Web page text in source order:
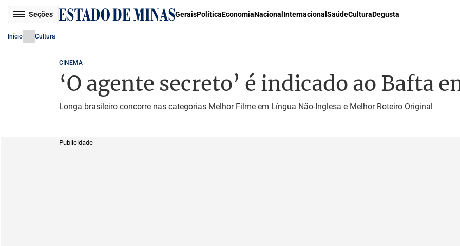
Seções GeraisPolíticaEconomiaNacional Internacional SaúdeCulturaDegusta
Início Cultura
CINEMA
‘O agente secreto’ é indicado ao Bafta
Longa brasileiro concorre nas categorias Melhor Filme em Língua Não-Inglesa e Melhor Roteiro Original
Publicidade